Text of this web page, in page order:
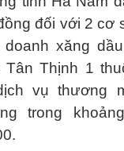
đối với 2 cơ
xăng
Tân Thịnh 1
vụ thương
trong